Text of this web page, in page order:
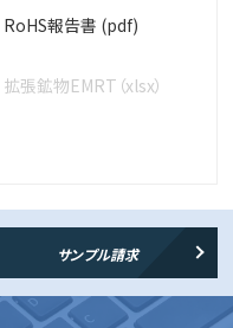
RoHS報告書 (pdf)
拡張鉱物EMRT（xlsx）
サンプル請求